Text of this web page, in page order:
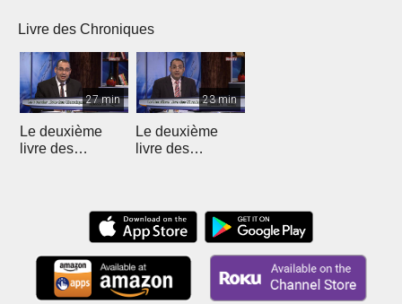
Livre des Chroniques
27 min
Le deuxième
livre des
23 min
Le deuxième
livre des